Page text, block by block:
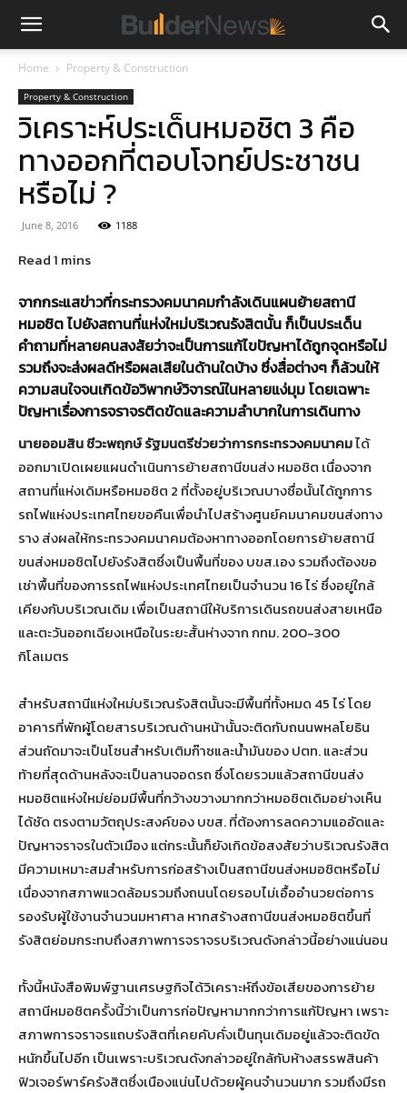
Home Property & Construction
Property & Construction
วิเคราะห์ประเด็นหมอชิต 3 คือ
ทางออกที่ตอบโจทย์ประชาชน
หรือไม่ ?
June 8, 2016 1188
จากกระแสข่าวที่กระทรวงคมนาคมกำลังเดินแผนย้ายสถานี
หมอชิต ไปยังสถานที่แห่งใหม่บริเวณรังสิตนั้น ก็เป็นประเด็น
คำถามที่หลายคนสงสัยว่าจะเป็นการแก้ไขปัญหาได้ถูกจุดหรือไม่
รวมถึงจะส่งผลดีหรือผลเสียในด้านใดบ้าง ซึ่งสื่อต่างๆ ก็ล้วนให้
ความสนใจจนเกิดข้อวิพากษ์วิจารณ์ในหลายแง่มุม โดยเฉพาะ
ปัญหาเรื่องการจราจรติดขัดและความลำบากในการเดินทาง
นายออมสิน ชีวะพฤกษ์ รัฐมนตรีช่วยว่าการกระทรวงคมนาคมได้
ออกมาเปิดเผยแผนดำเนินการย้ายสถานีขนส่ง หมอชิต เนื่องจาก
สถานที่แห่งเดิมหรือหมอชิต 2 ที่ตั้งอยู่บริเวณบางซื่อนั้นได้ถูกการ
รถไฟแห่งประเทศไทยขอคืนเพื่อนำไปสร้างศูนย์คมนาคมขนส่งทาง
ราง ส่งผลให้กระทรวงคมนาคมต้องหาทางออกโดยการย้ายสถานี
ขนส่งหมอชิตไปยังรังสิตซึ่งเป็นพื้นที่ของ บขส.เอง รวมถึงต้องขอ
เช่าพื้นที่ของการรถไฟแห่งประเทศไทยเป็นจำนวน 16 ไร่ ซึ่งอยู่ใกล้
เคียงกับบริเวณเดิม เพื่อเป็นสถานีให้บริการเดินรถขนส่งสายเหนือ
และตะวันออกเฉียงเหนือในระยะสั้นห่างจาก กทม. 200-300
กิโลเมตร
สำหรับสถานีแห่งใหม่บริเวณรังสิตนั้นจะมีพื้นที่ทั้งหมด 45 ไร่ โดย
อาคารที่พักผู้โดยสารบริเวณด้านหน้านั้นจะติดกับถนนพหลโยธิน
ส่วนถัดมาจะเป็นโซนสำหรับเติมก๊าซและน้ำมันของ ปตท. และส่วน
ท้ายที่สุดด้านหลังจะเป็นลานจอดรถ ซึ่งโดยรวมแล้วสถานีขนส่ง
หมอชิตแห่งใหม่ย่อมมีพื้นที่กว้างขวางมากกว่าหมอชิตเดิมอย่างเห็น
ได้ชัด ตรงตามวัตถุประสงค์ของ บขส. ที่ต้องการลดความแออัดและ
ปัญหาจราจรในตัวเมือง แต่กระนั้นก็ยังเกิดข้อสงสัยว่าบริเวณรังสิต
มีความเหมาะสมสำหรับการก่อสร้างเป็นสถานีขนส่งหมอชิตหรือไม่
เนื่องจากสภาพแวดล้อมรวมถึงถนนโดยรอบไม่เอื้ออำนวยต่อการ
รองรับผู้ใช้งานจำนวนมหาศาล หากสร้างสถานีขนส่งหมอชิตขึ้นที่
รังสิตย่อมกระทบถึงสภาพการจราจรบริเวณดังกล่าวนี้อย่างแน่นอน
ทั้งนี้หนังสือพิมพ์ฐานเศรษฐกิจได้วิเคราะห์ถึงข้อเสียของการย้าย
สถานีหมอชิตครั้งนี้ว่าเป็นการก่อปัญหามากกว่าการแก้ปัญหา เพราะ
สภาพการจราจรแถบรังสิตที่เคยคับคั่งเป็นทุนเดิมอยู่แล้วจะติดขัด
หนักขึ้นไปอีก เป็นเพราะบริเวณดังกล่าวอยู่ใกล้กับห้างสรรพสินค้า
ฟิวเจอร์พาร์ครังสิตซึ่งเนืองแน่นไปด้วยผู้คนจำนวนมาก รวมถึงมีรถ